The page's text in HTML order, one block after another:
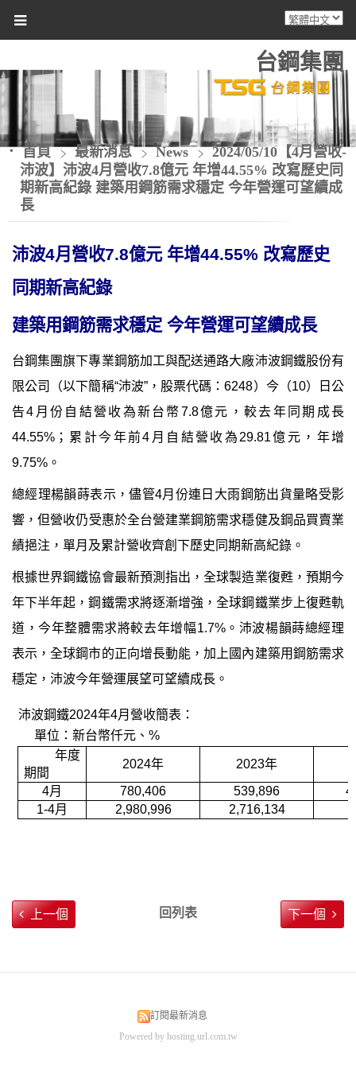
台鋼集團
首頁 最新消息 News
2024/05/10【4月營收-
沛波】沛波4月營收7.8億元 年增44.55% 改寫歷史同
期新高紀錄 建築用鋼筋需求穩定 今年營運可望續成
長
沛波4月營收7.8億元 年增44.55% 改寫歷史
同期新高紀錄
建築用鋼筋需求穩定 今年營運可望續成長
台鋼集團旗下專業鋼筋加工與配送通路大廠沛波鋼鐵股份有
限公司（以下簡稱“沛波”，股票代碼：6248）今（10）日公
告4月份自結營收為新台幣7.8億元，較去年同期成長
44.55%；累計今年前4月自結營收為29.81億元，年增
9.75%。
總經理楊韻蒔表示，儘管4月份連日大雨鋼筋出貨量略受影
響 ，但營收仍受惠於全台營建業鋼筋需求穩健及鋼品買賣業
績挹注，單月及累計營收齊創下歷史同期新高紀錄。
根據世界鋼鐵協會最新預測指出 ，全球製造業復甦，預期今
年下半年起，鋼鐵需求將逐漸增強 ，全球鋼鐵業步上復甦軌
道，今年整體需求將較去年增幅1.7%。沛波楊韻蒔總經理
表示，全球鋼市的正向增長動能，加上國內建築用鋼筋需求
穩定， 沛波今年營運展望可望續成長。
沛波鋼鐵2024年4月營收簡表：
單位：新台幣仟元、%
年度
期 間
2024年 2023年
4月 780,406 539,896
1-4月 2,980,996 2,716,134
上一個 回列表 下一個
訂閱最新消息
Powered by hosting.url.com.tw